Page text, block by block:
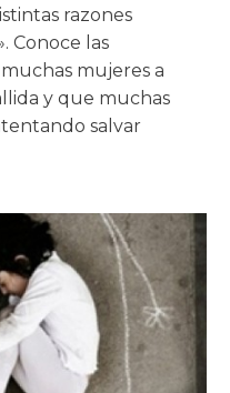
razones
Conoce las
mujeres a
y que muchas
salvar